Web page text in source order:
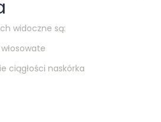
widoczne są:
ciągłości naskórka